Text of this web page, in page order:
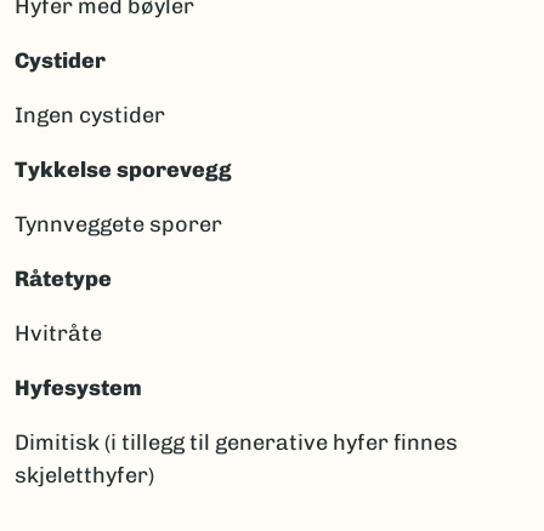
Hyfer med bøyler
Cystider
Ingen cystider
Tykkelse sporevegg
Tynnveggete sporer
Råtetype
Hvitråte
Hyfesystem
Dimitisk (i tillegg til generative hyfer finnes
skjeletthyfer)